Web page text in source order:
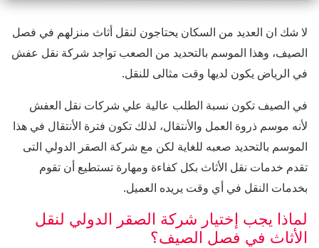
لا شك ان العديد من السكان يحتاجون لنقل أثاث منزلهم في فصل
الصيف، وهذا الموسم بالتحديد من الصعب تواجد شركة نقل عفش
في الرياض يكون لديها وقت مثالى للنقل.
في الصيف تكون نسبة الطلب عالية علي شركات نقل العفش
لأنه موسم ذروة العمل والأنتقال، لذلك تكون فترة الأنتقال في هذا
الموسم بالتحديد صعبه للغاية لكن مع شركة الصقر الدولي التى
تقدم خدمات نقل الأثاث بكل كفاءة ومهارة تستطيع أن تقوم
بخدمات النقل في أي وقت يريده العميل.
لماذا يجب إختيار شركة الصقر الدولي لنقل
الأثاث في فصل الصيف؟